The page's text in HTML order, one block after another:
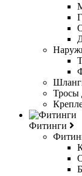
Тросы
Фитинги